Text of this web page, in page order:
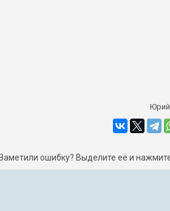
Юрий
ошибку? Выделите её и